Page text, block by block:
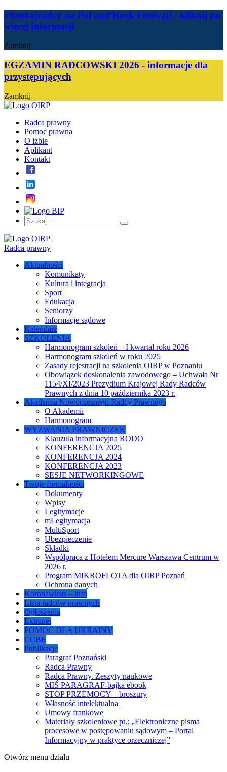
#Szukajradcy na Pol'and'Rock Festival! - kliknij po
więcej informacji
Zamknij
EGZAMIN RADCOWSKI 2026 - informacje dla
przystępujących
Zamknij
Radca prawny
Pomoc prawna
O izbie
Aplikant
Kontakt
Szukaj:
Szukaj
Radca prawny
Aktualności
Komunikaty
Kultura i integracja
Sport
Edukacja
Seniorzy
Informacje sądowe
Kalendarz
SZKOLENIA
Harmonogram szkoleń – I kwartał roku 2026
Harmonogram szkoleń w roku 2025
Zasady rejestracji na szkolenia OIRP w Poznaniu
Obowiązek doskonalenia zawodowego – Uchwała Nr
1154/XI/2023 Prezydium Krajowej Rady Radców
Prawnych z dnia 10 października 2023 r.
Akademia Nowoczesnego Radcy Prawnego
O Akademii
Harmonogram
WYZWANIA PRAWNICZEK
Klauzula informacyjna RODO
KONFERENCJA 2025
KONFERENCJA 2024
KONFERENCJA 2023
SESJE NETWORKINGOWE
Twoje formalności
Dokumenty
Wpisy
Legitymacje
mLegitymacja
MultiSport
Ubezpieczenie
Składki
Współpraca z Hotelem Mercure Warszawa Centrum w
2026 r.
Program MIKROFLOTA dla OIRP Poznań
Ochrona danych
Koronawirus – info
Lista radców prawnych
Ogłoszenia
Extranet
POMOC DLA UKRAINY
CCBE
Publikacje
Paragraf Poznański
Radca Prawny
Radca Prawny. Zeszyty naukowe
MIŚ PARAGRAF-bajka ebook
STOP PRZEMOCY – broszury
Własność intelektualna
Umowy frankowe
Materiały szkoleniowe pt.: „Elektroniczne pisma
procesowe w postępowaniu sądowym – Portal
Informacyjny w praktyce orzeczniczej”
Otwórz menu działu